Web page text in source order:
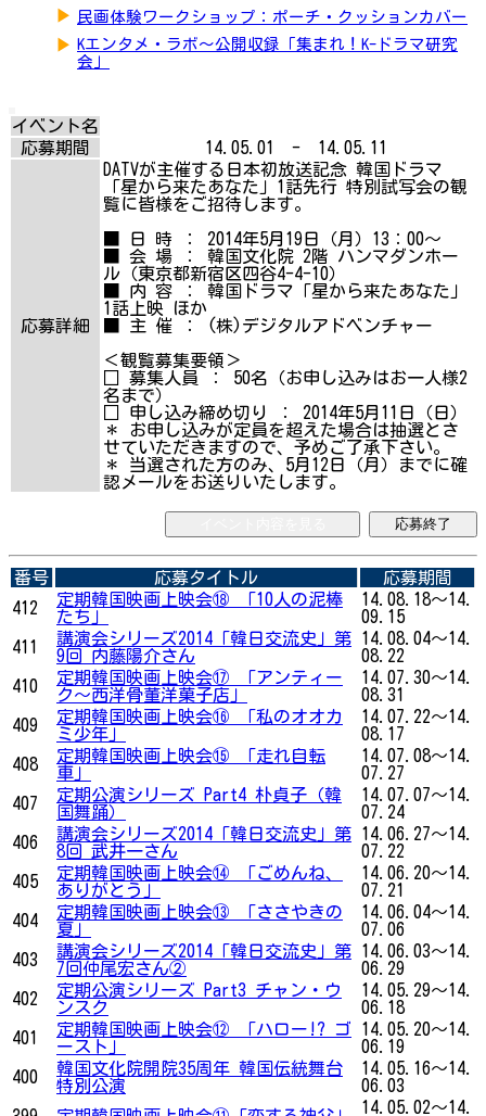
▶ 民画体験ワークショップ：ポーチ・クッションカバー
▶ Kエンタメ・ラボ～公開収録「集まれ！K-ドラマ研究
会」
イベント名
応募期間
14.05.01 - 14.05.11
応募詳細
DATVが主催する日本初放送記念 韓国ドラマ
「星から来たあなた」1話先行 特別試写会の観
覧に皆様をご招待します。
■ 日 時 ： 2014年5月19日（月）13：00～
■ 会 場 ： 韓国文化院 2階 ハンマダンホー
ル（東京都新宿区四谷4-4-10）
■ 内 容 ： 韓国ドラマ「星から来たあなた」
1話上映 ほか
■ 主 催 ： (株)デジタルアドベンチャー
＜観覧募集要領＞
□ 募集人員 ： 50名（お申し込みはお一人様2
名まで）
□ 申し込み締め切り ： 2014年5月11日（日）
＊ お申し込みが定員を超えた場合は抽選とさ
せていただきますので、予めご了承下さい。
＊ 当選された方のみ、5月12日（月）までに確
認メールをお送りいたします。
応募終了
番号 応募タイトル
応募期間
412
定期韓国映画上映会⑱ 「10人の泥棒
たち」
14.08.18～14.
09.15
411
講演会シリーズ2014「韓日交流史」第
9回 内藤陽介さん
14.08.04～14.
08.22
410
定期韓国映画上映会⑰ 「アンティー
ク～西洋骨董洋菓子店」
14.07.30～14.
08.31
409
定期韓国映画上映会⑯ 「私のオオカ
ミ少年」
14.07.22～14.
08.17
408
定期韓国映画上映会⑮ 「走れ自転
車」
14.07.08～14.
07.27
407
定期公演シリーズ Part4 朴貞子（韓
国舞踊）
14.07.07～14.
07.24
406
講演会シリーズ2014「韓日交流史」第
8回 武井一さん
14.06.27～14.
07.22
405
定期韓国映画上映会⑭ 「ごめんね、
ありがとう」
14.06.20～14.
07.21
404
定期韓国映画上映会⑬ 「ささやきの
夏」
14.06.04～14.
07.06
403
講演会シリーズ2014「韓日交流史」第
7回仲尾宏さん②
14.06.03～14.
06.29
402
定期公演シリーズ Part3 チャン・ウ
ンスク
14.05.29～14.
06.18
401
定期韓国映画上映会⑫ 「ハロー!? ゴ
ースト」
14.05.20～14.
06.19
400
韓国文化院開院35周年 韓国伝統舞台
特別公演
14.05.16～14.
06.03
14.05.02～14.